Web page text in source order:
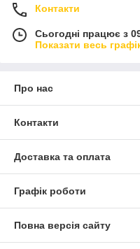
Контакти
Сьогодні працює з
Показати весь
Про нас
Контакти
Доставка та оплата
Графік роботи
Повна версія сайту